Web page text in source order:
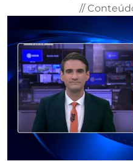
//